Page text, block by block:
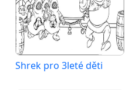
Shrek pro 3leté děti